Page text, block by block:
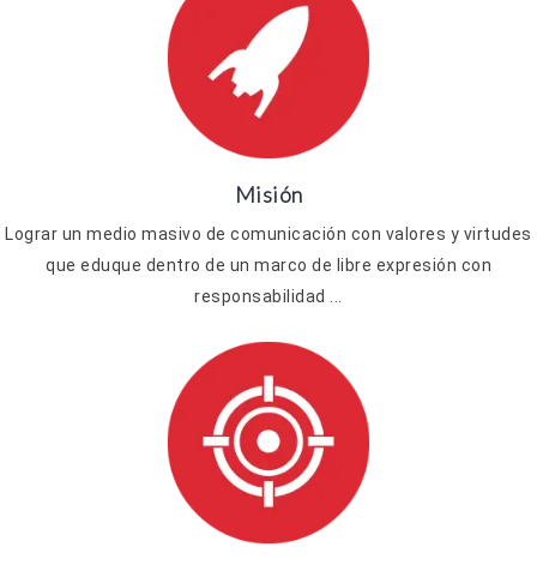
Misión
Lograr un medio masivo de comunicación con valores y virtudes
que eduque dentro de un marco de libre expresión con
responsabilidad ...